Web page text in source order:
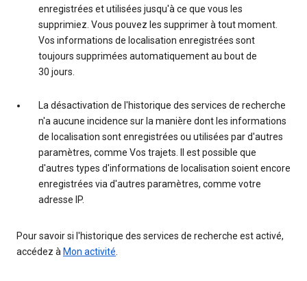
enregistrées et utilisées jusqu'à ce que vous les
supprimiez. Vous pouvez les supprimer à tout moment.
Vos informations de localisation enregistrées sont
toujours supprimées automatiquement au bout de
30 jours.
La désactivation de l'historique des services de recherche
n'a aucune incidence sur la manière dont les informations
de localisation sont enregistrées ou utilisées par d'autres
paramètres, comme Vos trajets. Il est possible que
d'autres types d'informations de localisation soient encore
enregistrées via d'autres paramètres, comme votre
adresse IP.
Pour savoir si l'historique des services de recherche est activé,
accédez à Mon activité.